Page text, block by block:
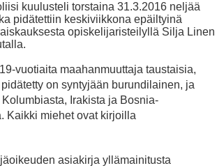
kuulusteli torstaina 31.3.2016 neljää
pidätettiin keskiviikkona epäiltyinä
opiskelijaristeilyllä Silja Linen
vuotiaita maahanmuuttaja taustaisia,
on syntyjään burundilainen, ja
Irakista ja Bosnia-
Kaikki miehet ovat kirjoilla
asiakirja yllämainitusta